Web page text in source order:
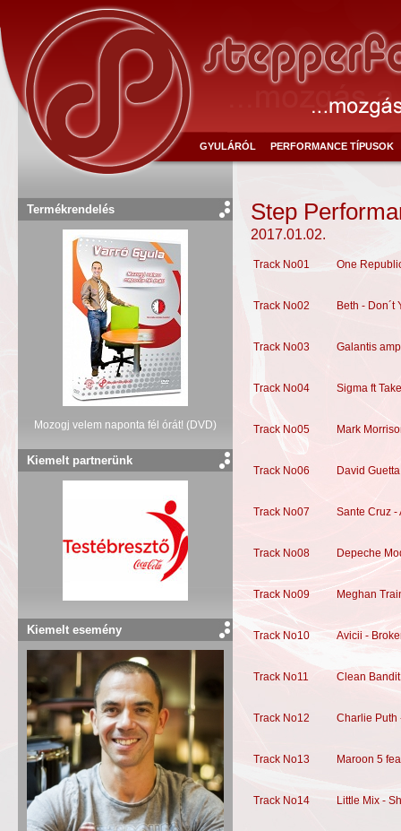
GYULÁRÓL PERFORMANCE TÍPUSOK
Termékrendelés
Mozogj velem naponta fél órát! (DVD)
Kiemelt partnerünk
Kiemelt esemény
Step
2017.01.02.
Track No01 One
Track No02 Beth -
Track No03 Galantis
Track No04 Sigma ft
Track No05 Mark
Track No06 David
Track No07 Sante Cruz -
Track No08 Depeche
Track No09 Meghan
Track No10 Avicii -
Track No11 Clean
Track No12 Charlie Puth
Track No13 Maroon 5
Track No14 Little Mix -